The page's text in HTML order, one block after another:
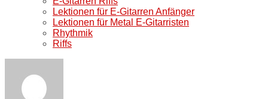
Lektionen für E-Gitarren Anfänger
Lektionen für Metal E-Gitarristen
Rhythmik
Riffs